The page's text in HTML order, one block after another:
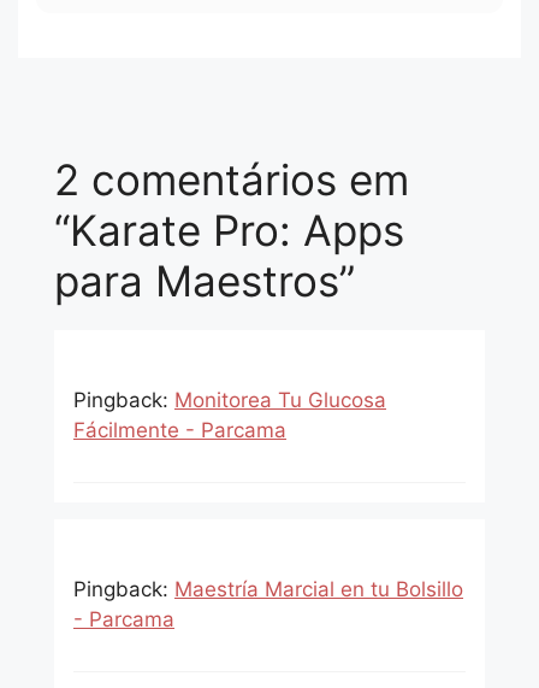
2 comentários em
“Karate Pro: Apps
para Maestros”
Pingback: Monitorea Tu Glucosa
Fácilmente - Parcama
Pingback: Maestría Marcial en tu Bolsillo
- Parcama